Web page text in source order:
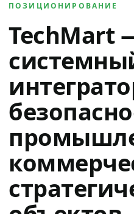
ПОЗИЦИОНИРОВАНИЕ
TechMart